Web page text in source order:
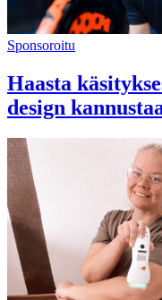
Sponsoroitu
Haasta
design